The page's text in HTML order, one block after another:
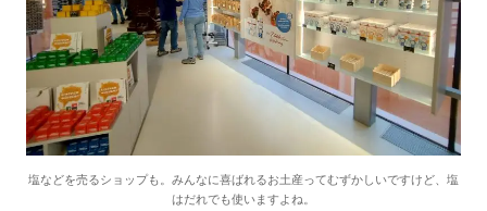
塩などを売るショップも。みんなに喜ばれるお土産ってむずかしいですけど、塩
はだれでも使いますよね